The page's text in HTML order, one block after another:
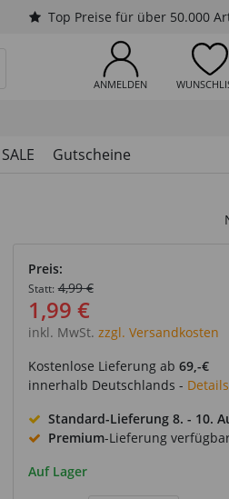
Top Preise für über 50.000
ANMELDEN
PRODUKTSUCHE STARTEN
SALE Gutscheine
Preis:
Statt: 4,99 €
1,99 €
inkl. MwSt. zzgl. Versandkosten
Kostenlose Lieferung ab 69,-€
innerhalb Deutschlands - Details
Standard-Lieferung 8. - 10.
Premium-Lieferung
Auf Lager